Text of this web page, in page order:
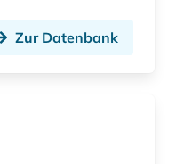
Zur Datenbank